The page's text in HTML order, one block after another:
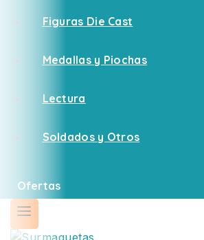
Figuras Die Cast
Medallas y Piochas
Lectura
Soldados y Otros
Ofertas